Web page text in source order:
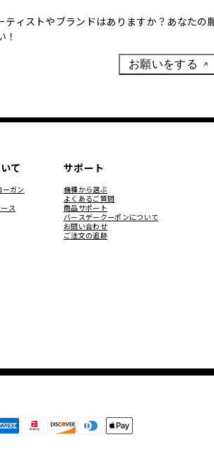
ティストやブランドはありますか？あなたの
！
お願いをする
て
ガン
ス
サポート
機種から選ぶ
よくあるご質問
商品サポート
バースデークーポンについて
お問い合わせ
ご注文の追跡